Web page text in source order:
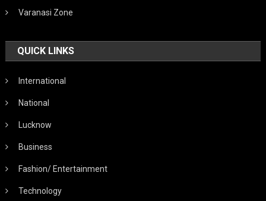
Varanasi Zone
QUICK LINKS
International
National
Lucknow
Business
Fashion/ Entertainment
Technology